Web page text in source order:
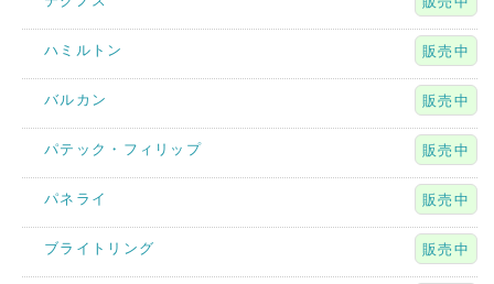
ハミルトン 販売中
バルカン 販売中
パテック・フィリップ 販売中
パネライ 販売中
ブライトリング 販売中